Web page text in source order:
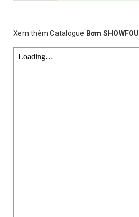
Xem thêm Catalogue Bơm SHOWFOU